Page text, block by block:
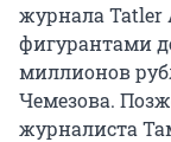
журнала Tatler
фигурантами
миллионов
Чемезова.
журналиста